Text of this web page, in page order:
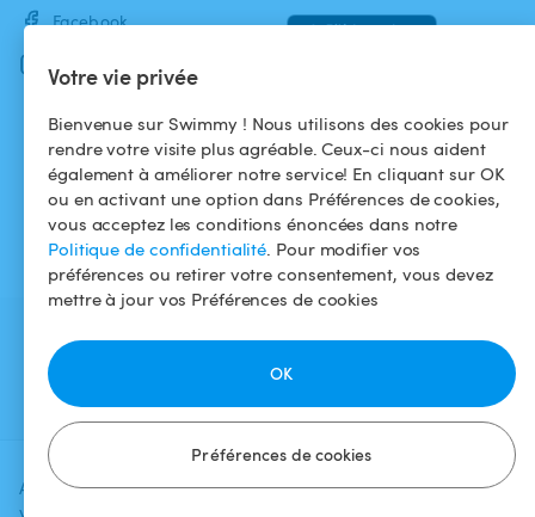
Votre vie privée
Bienvenue sur Swimmy ! Nous utilisons des cookies pour
rendre votre visite plus agréable. Ceux-ci nous aident
également à améliorer notre service! En cliquant sur OK
ou en activant une option dans Préférences de cookies,
vous acceptez les conditions énoncées dans notre
Politique de confidentialité. Pour modifier vos
préférences ou retirer votre consentement, vous devez
mettre à jour vos Préférences de cookies
Préférences de cookies
OK
Ajoutez une date et un créneau pour
voir le prix
Vérifier la
Facebook
Instagram